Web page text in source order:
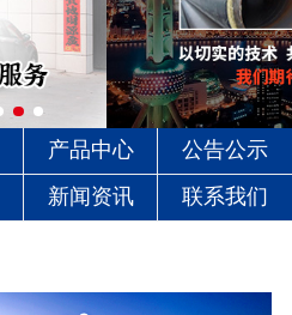
新闻资讯
联系我们
产品中心
公告公示
新闻资讯 联系我们